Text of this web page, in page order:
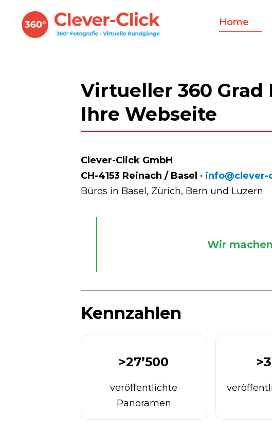
Home
Virtueller 360 Grad
Ihre Webseite
Clever-Click GmbH
CH-4153 Reinach / Basel • info@clever-
Büros in Basel, Zürich, Bern und Luzern
Wir
Kennzahlen
>27’500
veröffentlichte
Panoramen